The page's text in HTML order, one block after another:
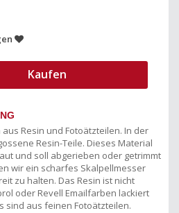
Kaufen
Resin und Fotoätzteilen. In der
Resin-Teile. Dieses Material
und soll abgerieben oder getrimmt
wir ein scharfes Skalpellmesser
zu halten. Das Resin ist nicht
oder Revell Emailfarben lackiert
sind aus feinen Fotoätzteilen.